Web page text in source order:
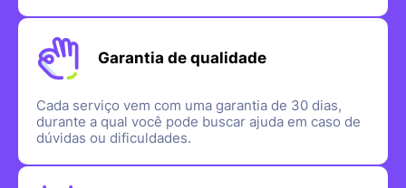
Garantia de qualidade
Cada serviço vem com uma garantia de 30 dias,
durante a qual você pode buscar ajuda em caso de
dúvidas ou dificuldades.